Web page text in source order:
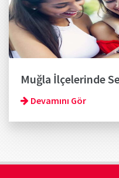
Muğla İlçelerinde
Devamını Gör